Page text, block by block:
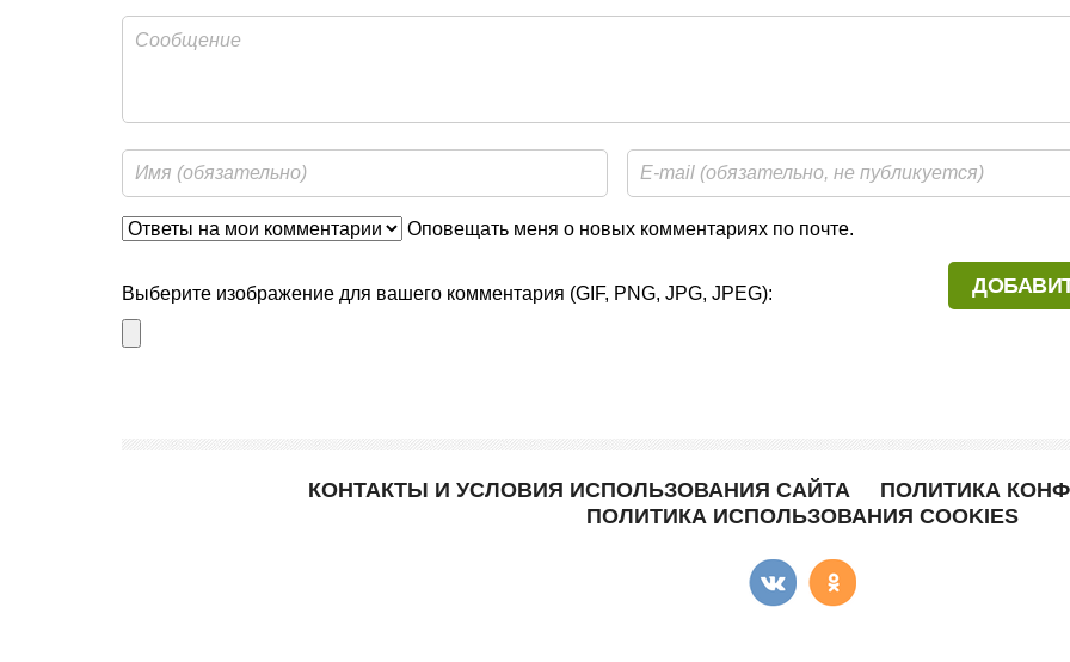
Оповещать меня о новых комментариях по почте.
Выберите изображение для вашего комментария (GIF, PNG, JPG, JPEG):
КОНТАКТЫ И УСЛОВИЯ ИСПОЛЬЗОВАНИЯ САЙТА
ПОЛИТИКА
ПОЛИТИКА ИСПОЛЬЗОВАНИЯ COOKIES